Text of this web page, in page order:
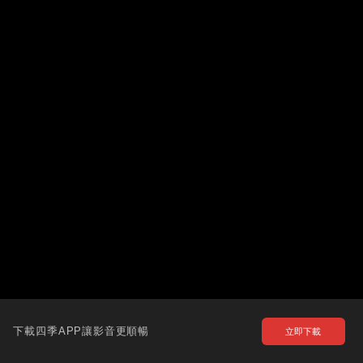
下載四季APP讓影音更順暢 立即下載